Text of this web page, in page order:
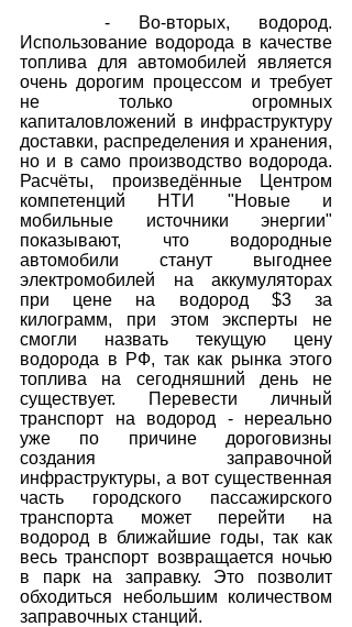
   - Во-вторых, водород.
Использование водорода в качестве
топлива для автомобилей является
очень дорогим процессом и требует
не только огромных
капиталовложений в инфраструктуру
доставки, распределения и хранения,
но и в само производство водорода.
Расчёты, произведённые Центром
компетенций НТИ "Новые и
мобильные источники энергии"
показывают, что водородные
автомобили станут выгоднее
электромобилей на аккумуляторах
при цене на водород $3 за
килограмм, при этом эксперты не
смогли назвать текущую цену
водорода в РФ, так как рынка этого
топлива на сегодняшний день не
существует. Перевести личный
транспорт на водород - нереально
уже по причине дороговизны
создания заправочной
инфраструктуры, а вот существенная
часть городского пассажирского
транспорта может перейти на
водород в ближайшие годы, так как
весь транспорт возвращается ночью
в парк на заправку. Это позволит
обходиться небольшим количеством
заправочных станций.